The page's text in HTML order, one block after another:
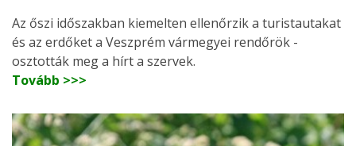
Az őszi időszakban kiemelten ellenőrzik a turistautakat
és az erdőket a Veszprém vármegyei rendőrök -
osztották meg a hírt a szervek.
Tovább >>>